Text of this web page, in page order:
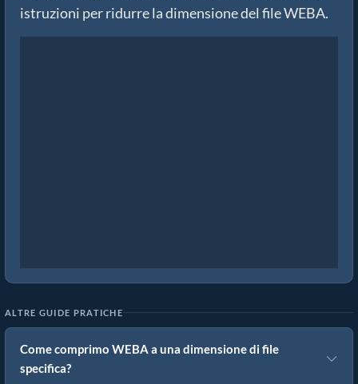
istruzioni per ridurre la dimensione del file WEBA.
ALTRE GUIDE PRATICHE
Come comprimo WEBA a una dimensione di file
specifica?